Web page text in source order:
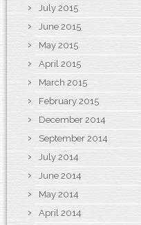
July 2015
June 2015
May 2015
April 2015
March 2015
February 2015
December 2014
September 2014
July 2014
June 2014
May 2014
April 2014